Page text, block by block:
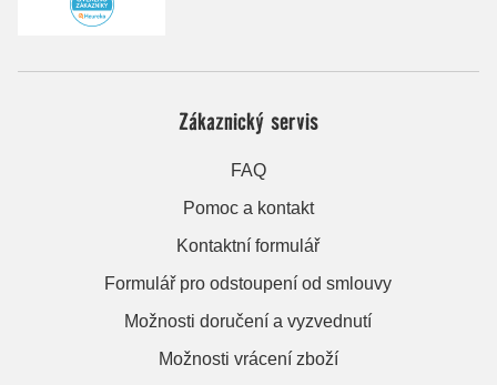
Zákaznický servis
FAQ
Pomoc a kontakt
Kontaktní formulář
Formulář pro odstoupení od smlouvy
Možnosti doručení a vyzvednutí
Možnosti vrácení zboží